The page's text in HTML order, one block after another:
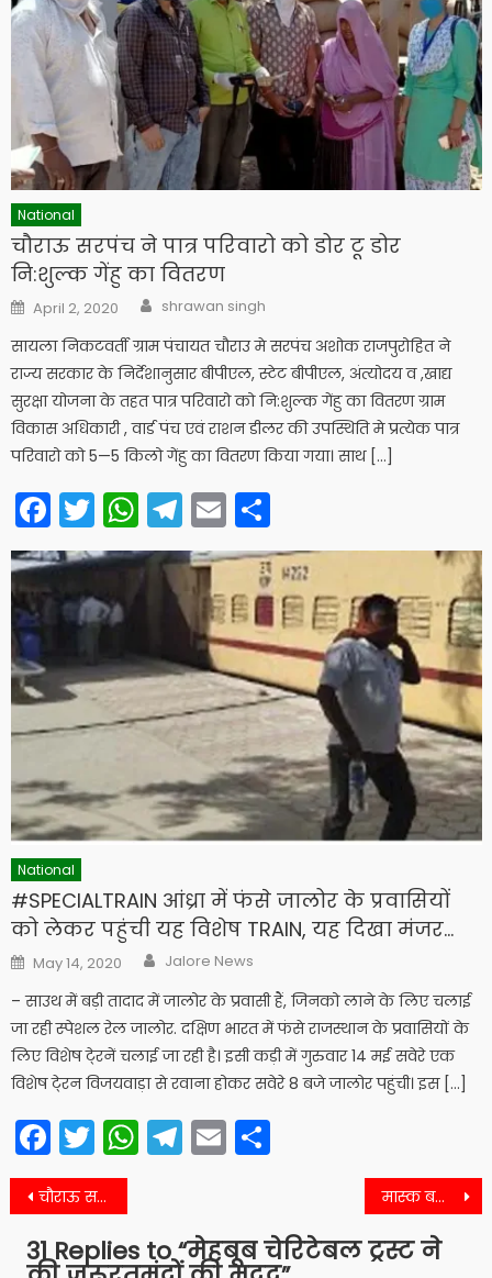
National
चौराऊ सरपंच ने पात्र परिवारो को डोर टू डोर
नि:शुल्क गेंहु का वितरण
Posted
on
April 2, 2020 Author
shrawan singh
सायला निकटवर्ती ग्राम पंचायत चौराउ मे सरपंच अशोक राजपुरोहित ने
राज्य सरकार के निर्देशानुसार बीपीएल, स्टेट बीपीएल, अंत्योदय व ,खाद्य
सुरक्षा योजना के तहत पात्र परिवारो को नि:शुल्क गेंहु का वितरण ग्राम
विकास अधिकारी , वार्ड पंच एवं राशन डीलर की उपस्थिति मे प्रत्येक पात्र
परिवारो को 5—5 किलो गेंहु का वितरण किया गया। साथ […]
Facebook
Twitter
WhatsApp
Telegram
Email
National
#SPECIALTRAIN आंध्रा में फंसे जालोर के प्रवासियों
को लेकर पहुंची यह विशेष TRAIN, यह दिखा मंजर…
Posted
on
May 14, 2020 Author
Jalore News
– साउथ में बड़ी तादाद में जालोर के प्रवासी हैं, जिनको लाने के लिए चलाई
जा रही स्पेशल रेल जालोर. दक्षिण भारत में फंसे राजस्थान के प्रवासियों के
लिए विशेष टे्रनें चलाई जा रही है। इसी कड़ी में गुरुवार 14 मई सवेरे एक
विशेष टे्रन विजयवाड़ा से रवाना होकर सवेरे 8 बजे जालोर पहुंची। इस […]
Facebook
Twitter
WhatsApp
Telegram
Email
Post
navigation
चौराऊ सरपंच ने पात्र परिवारो को डोर टू डोर नि:शुल्क गेंहु का वितरण मास्क बनाकर निःशुल्क बांटे
31 Replies to “मेहबूब चेरिटेबल ट्रस्ट ने